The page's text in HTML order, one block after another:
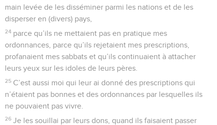
main levée de les disséminer parmi les nations et de les
disperser en (divers) pays,
24 parce qu’ils ne mettaient pas en pratique mes
ordonnances, parce qu’ils rejetaient mes prescriptions,
profanaient mes sabbats et qu’ils continuaient à attacher
leurs yeux sur les idoles de leurs pères.
25 C’est aussi moi qui leur ai donné des prescriptions qui
n’étaient pas bonnes et des ordonnances par lesquelles ils
ne pouvaient pas vivre.
26 Je les souillai par leurs dons, quand ils faisaient passer